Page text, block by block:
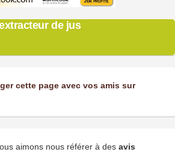
de jus
cette page avec vos amis sur
aimons nous référer à des avis